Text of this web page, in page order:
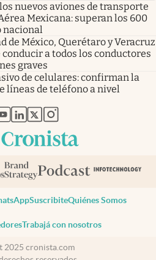
nuevos aviones de transporte
Mexicana: superan los 600
nacional
de México, Querétaro y Veracruz
a todos los conductores
graves
de celulares: confirman la
líneas de teléfono a nivel
en nueva pestaña
abre en nueva pestaña
abre en nueva pestaña
abre en nueva pestaña
abre en nueva pestaña
SuscribiteQuiénes Somos
Trabajá con nosotros
2025 cronista.com